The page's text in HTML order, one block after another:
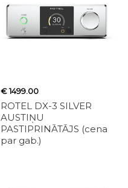
€ 1499.00
ROTEL DX-3 SILVER
AUSTIŅU
PASTIPRINĀTĀJS (cena
par gab.)